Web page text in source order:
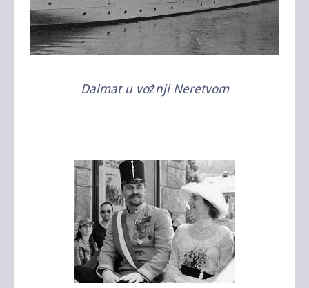
Dalmat u vožnji Neretvom